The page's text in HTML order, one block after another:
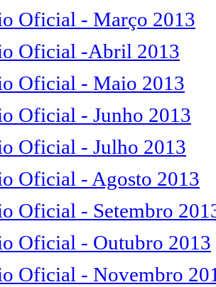
Oficial - Março 2013
Oficial -Abril 2013
Oficial - Maio 2013
Oficial - Junho 2013
Oficial - Julho 2013
Oficial - Agosto 2013
Oficial - Setembro
Oficial - Outubro 2013
Oficial - Novembro